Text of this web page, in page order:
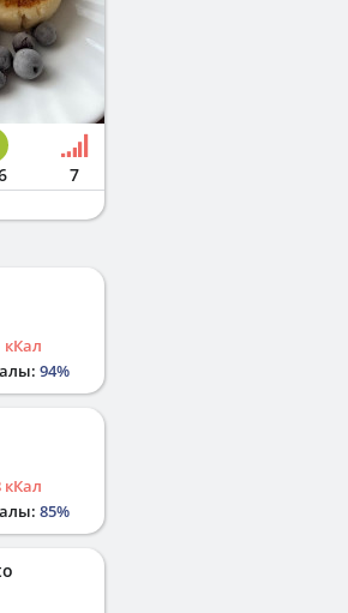
7
кКал
94%
кКал
85%